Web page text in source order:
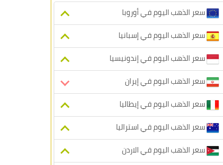
سعر الذهب اليوم في أوروبا
سعر الذهب اليوم في إسبانيا
سعر الذهب اليوم في إندونيسيا
سعر الذهب اليوم في إيران
سعر الذهب اليوم في إيطاليا
سعر الذهب اليوم في استراليا
سعر الذهب اليوم في الاردن